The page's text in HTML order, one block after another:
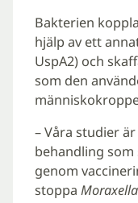
Bakterien
hjälp av ett
UspA2) och
som den
– Våra studier
behandling som
genom
stoppa